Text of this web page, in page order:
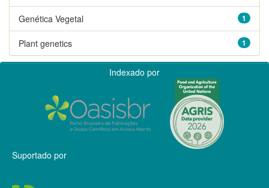
1
Genética Vegetal
1
Plant genetics
Indexado por
Suportado por